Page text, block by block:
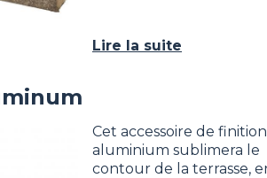
Lire la suite
Cet accessoire de
aluminium sublimera le
contour de la terrasse,